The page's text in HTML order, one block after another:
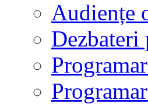
Audiențe